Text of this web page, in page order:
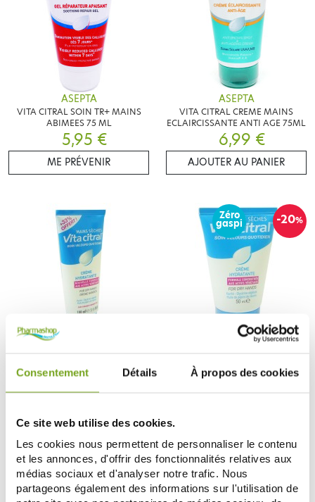
Consentement Détails À propos des cookies
Ce site web utilise des cookies.
Les cookies nous permettent de personnaliser le contenu
et les annonces, d'offrir des fonctionnalités relatives aux
médias sociaux et d'analyser notre trafic. Nous
partageons également des informations sur l'utilisation de
ASEPTA
VITA CITRAL SOIN TR+ MAINS
ABIMEES 75 ML
5,95 €
ME PRÉVENIR
ASEPTA
VITA CITRAL CREME MAINS
ECLAIRCISSANTE ANTI AGE 75ML
6,99 €
AJOUTER AU PANIER
MAINS SECHES 100ML
5,50 €
-20%
Zéro
gaspi
MAINS 50ML